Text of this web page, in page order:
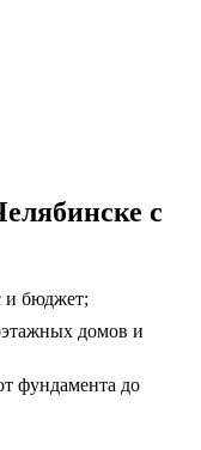
с
и бюджет;
домов и
фундамента до